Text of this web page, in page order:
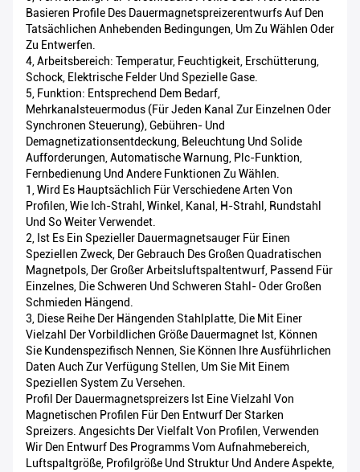
Basieren Profile Des Dauermagnetspreizerentwurfs Auf Den
Tatsächlichen Anhebenden Bedingungen, Um Zu Wählen Oder
Zu Entwerfen.
4, Arbeitsbereich: Temperatur, Feuchtigkeit, Erschütterung,
Schock, Elektrische Felder Und Spezielle Gase.
5, Funktion: Entsprechend Dem Bedarf,
Mehrkanalsteuermodus (für Jeden Kanal Zur Einzelnen Oder
Synchronen Steuerung), Gebühren- Und
Demagnetizationsentdeckung, Beleuchtung Und Solide
Aufforderungen, Automatische Warnung, Plc-Funktion,
Fernbedienung Und Andere Funktionen Zu Wählen.
1, Wird Es Hauptsächlich Für Verschiedene Arten Von
Profilen, Wie Ich-Strahl, Winkel, Kanal, H-Strahl, Rundstahl
Und So Weiter Verwendet.
2, Ist Es Ein Spezieller Dauermagnetsauger Für Einen
Speziellen Zweck, Der Gebrauch Des Großen Quadratischen
Magnetpols, Der Großer Arbeitsluftspaltentwurf, Passend Für
Einzelnes, Die Schweren Und Schweren Stahl- Oder Großen
Schmieden Hängend.
3, Diese Reihe Der Hängenden Stahlplatte, Die Mit Einer
Vielzahl Der Vorbildlichen Größe Dauermagnet Ist, Können
Sie Kundenspezifisch Nennen, Sie Können Ihre Ausführlichen
Daten Auch Zur Verfügung Stellen, Um Sie Mit Einem
Speziellen System Zu Versehen.
Profil Der Dauermagnetspreizers Ist Eine Vielzahl Von
Magnetischen Profilen Für Den Entwurf Der Starken
Spreizers. Angesichts Der Vielfalt Von Profilen, Verwenden
Wir Den Entwurf Des Programms Vom Aufnahmebereich,
Luftspaltgröße, Profilgröße Und Struktur Und Andere Aspekte,